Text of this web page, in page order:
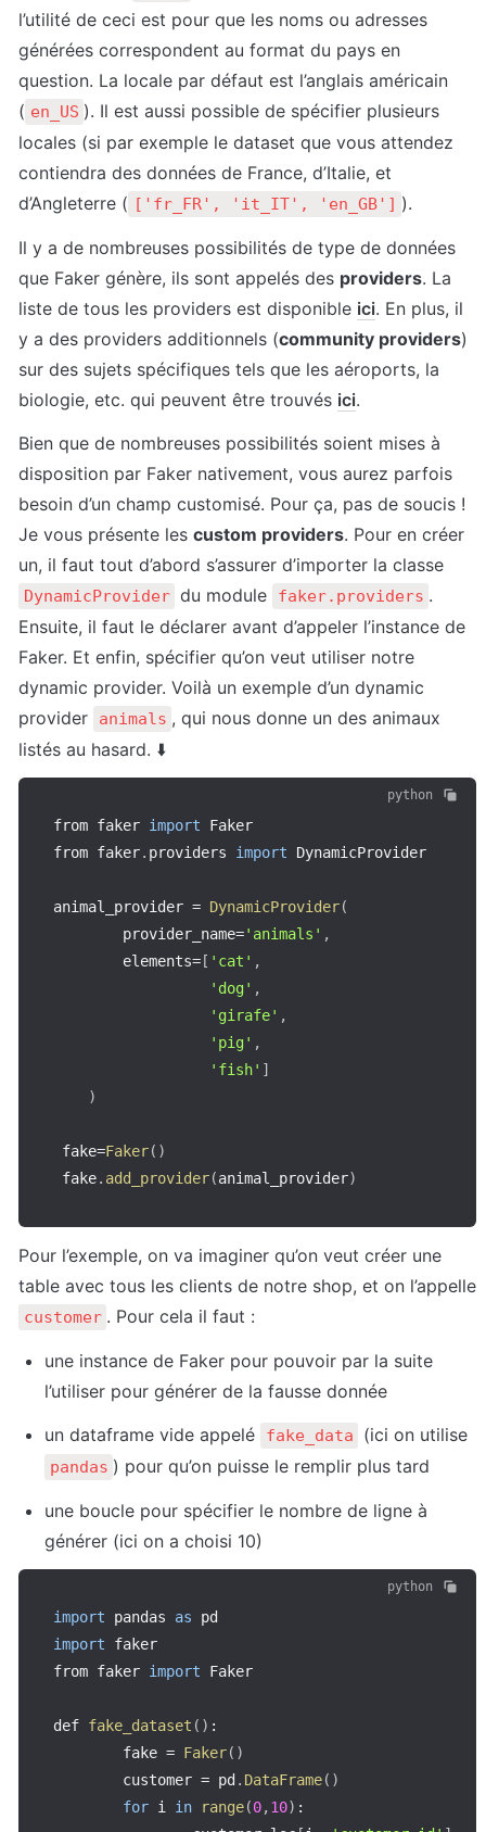
l’utilité de ceci est pour que les noms ou adresses
générées correspondent au format du pays en
question. La locale par défaut est l’anglais américain
( en_US ). Il est aussi possible de spécifier plusieurs
locales (si par exemple le dataset que vous attendez
contiendra des données de France, d’Italie, et
d’Angleterre ( ['fr_FR', 'it_IT', 'en_GB'] ).
Il y a de nombreuses possibilités de type de données
que Faker génère, ils sont appelés des providers. La
liste de tous les providers est disponible ici. En plus, il
y a des providers additionnels (community providers)
sur des sujets spécifiques tels que les aéroports, la
biologie, etc. qui peuvent être trouvés ici.
Bien que de nombreuses possibilités soient mises à
disposition par Faker nativement, vous aurez parfois
besoin d’un champ customisé. Pour ça, pas de soucis !
Je vous présente les custom providers. Pour en créer
DynamicProvider du module faker.providers .
Ensuite, il faut le déclarer avant d’appeler l’instance de
Faker. Et enfin, spécifier qu’on veut utiliser notre
dynamic provider. Voilà un exemple d’un dynamic
provider
animals , qui nous donne un des animaux
listés au hasard. ⬇️
python
from faker import Faker
from faker. providers import DynamicProvider
animal_provider = DynamicProvider(
        provider_name
='animals' ,
        elements
= [ 'cat' ,
'dog' ,
'girafe' ,
'pig' ,
'fish' ]
)
fake=Faker( )
fake. add_provider(animal_provider)
Pour l’exemple, on va imaginer qu’on veut créer une
customer . Pour cela il faut :
une instance de Faker pour pouvoir par la suite
l’utiliser pour générer de la fausse donnée
un dataframe vide appelé
fake_data
pandas ) pour qu’on puisse le remplir plus tard
une boucle pour spécifier le nombre de ligne à
générer (ici on a choisi 10)
python
import pandas as
import faker
from faker import Faker
def fake_dataset ( ) :
		fake
= Faker( )
		customer
= pd . DataFrame( )
for i in range(0,10) :